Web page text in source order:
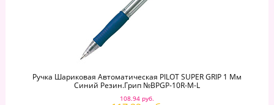
Ручка Шариковая Автоматическая PILOT SUPER GRIP 1 Мм
Синий Резин.грип №BPGP-10R-M-L
108.94 руб.